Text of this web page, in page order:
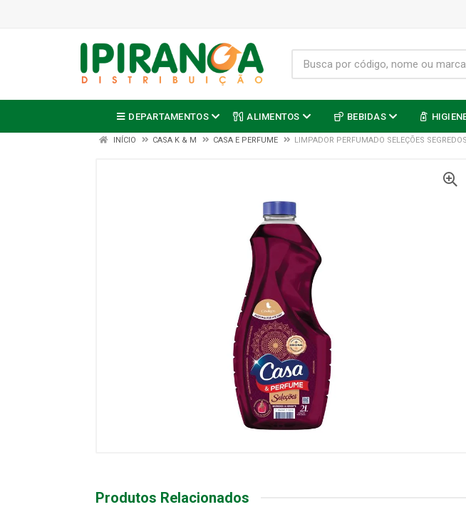
DEPARTAMENTOS ALIMENTOS BEBIDAS
INÍCIO CASA K & M CASA E PERFUME LIMPADOR PERFUMADO SELEÇÕES
Produtos Relacionados